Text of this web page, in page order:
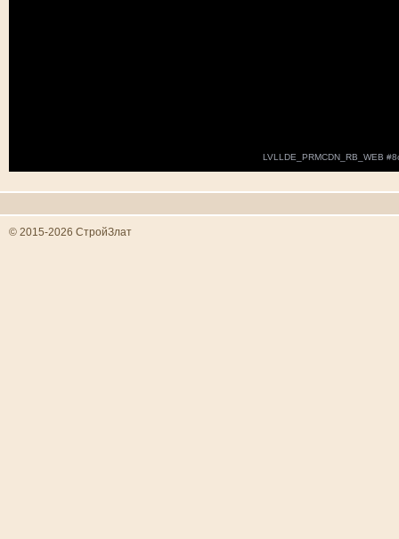
© 2015-2026 СтройЗлат